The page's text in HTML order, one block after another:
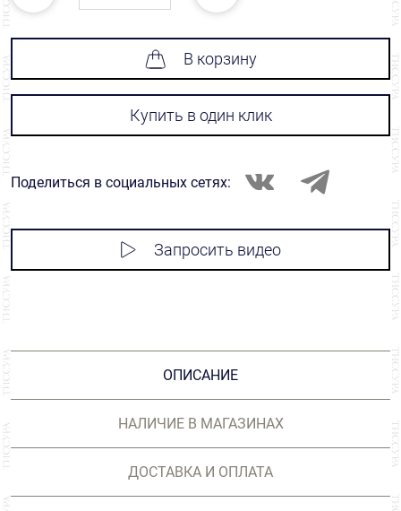
В корзину
Купить в один клик
Поделиться в социальных сетях:
Запросить видео
ОПИСАНИЕ
НАЛИЧИЕ В МАГАЗИНАХ
ДОСТАВКА И ОПЛАТА